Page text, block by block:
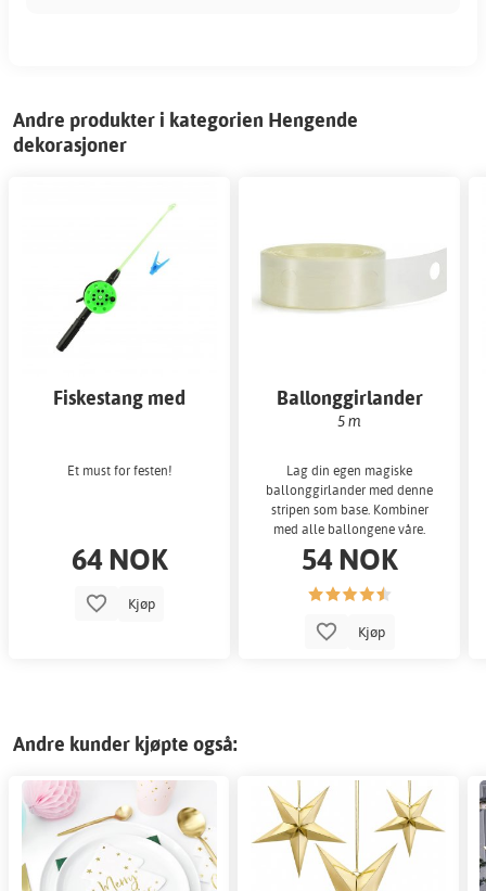
Andre produkter i kategorien Hengende
dekorasjoner
Fiskestang med
Et must for festen!
64 NOK
Kjøp
Ballonggirlander
5 m
Lag din egen magiske
ballonggirlander med denne
stripen som base. Kombiner
med alle ballongene våre.
54 NOK
Kjøp
Andre kunder kjøpte også: